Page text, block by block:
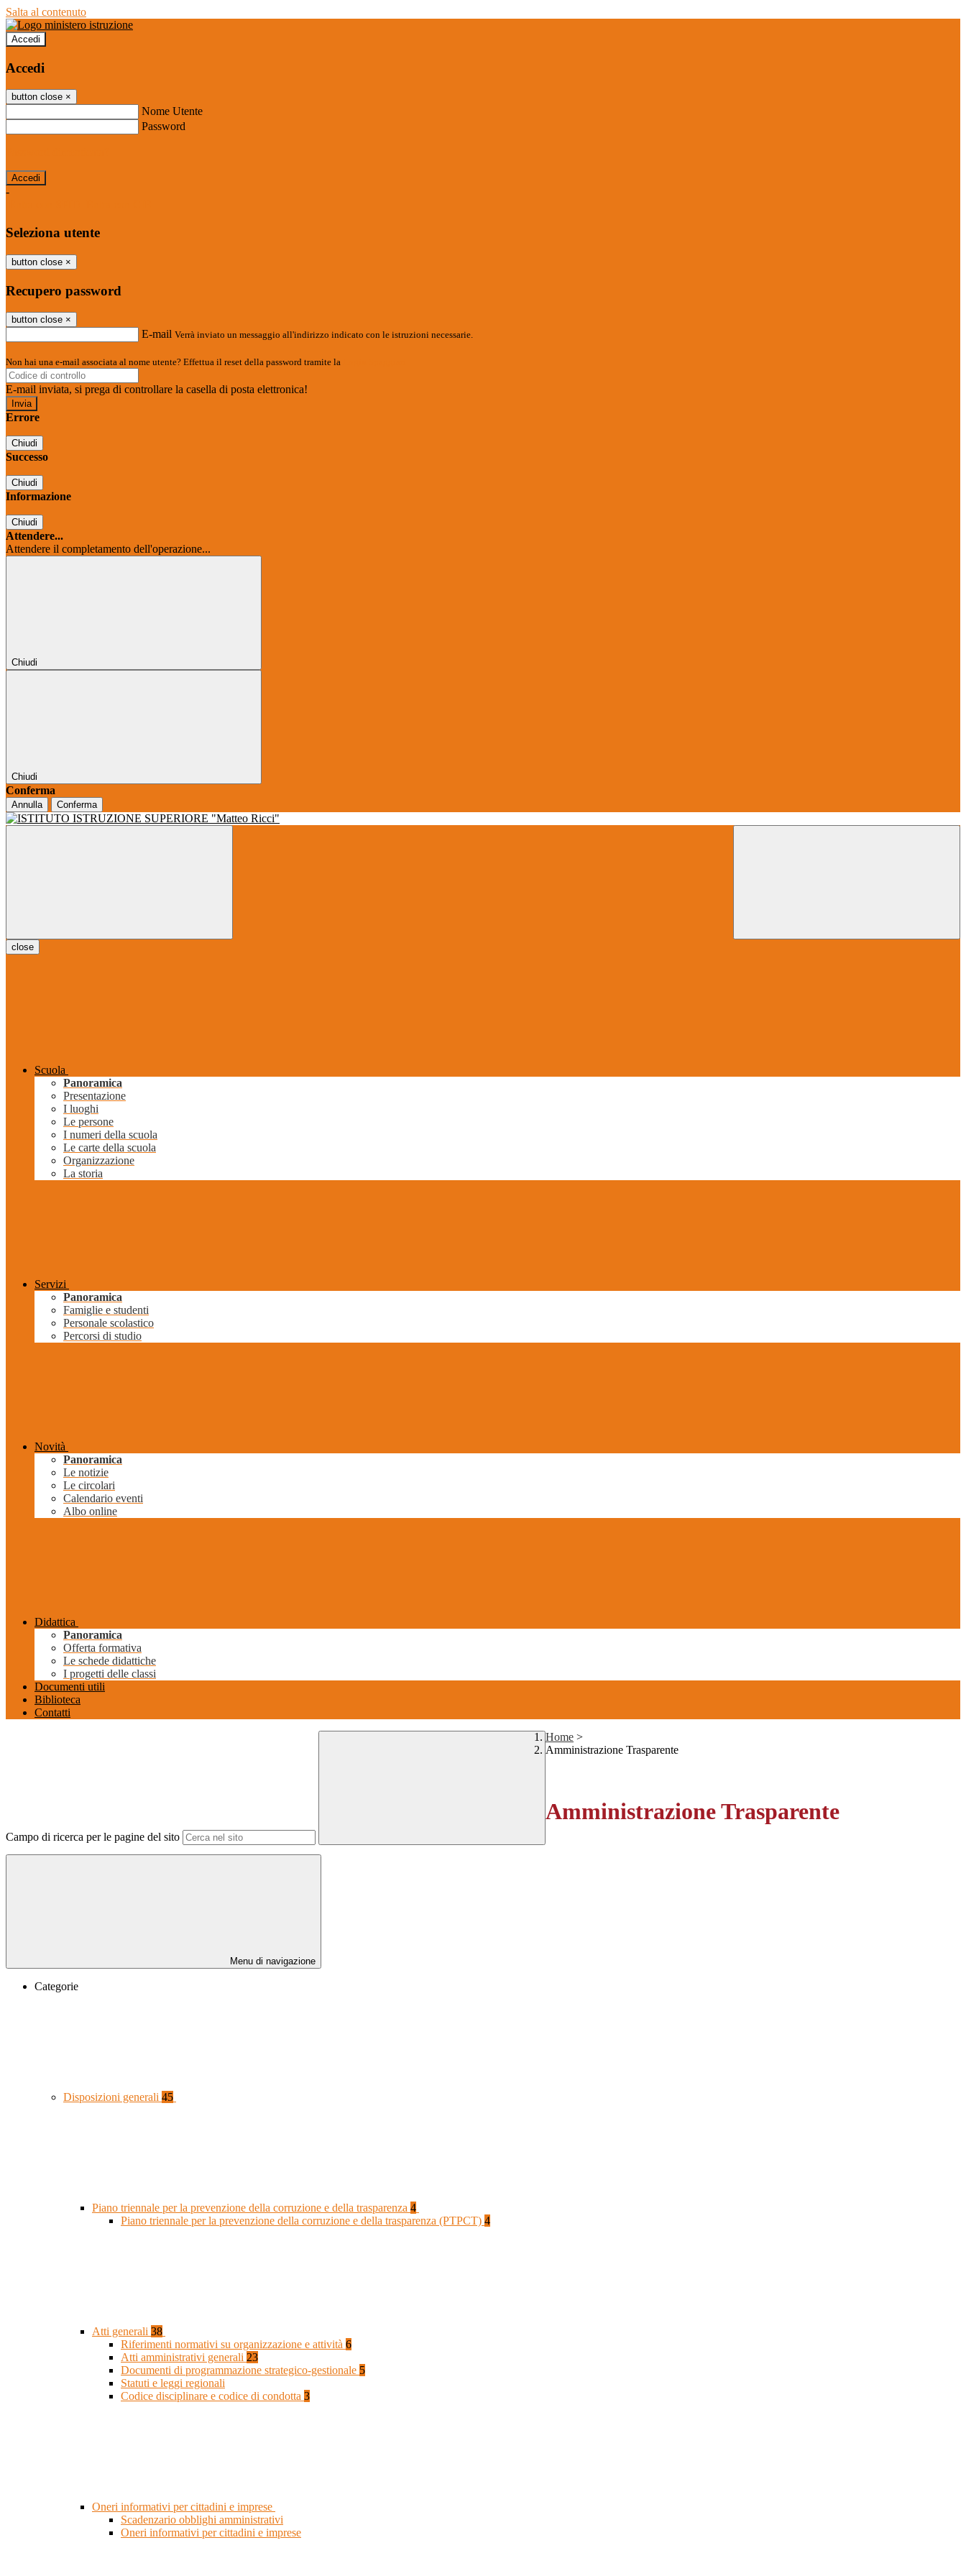
Salta al contenuto
Accedi
Accedi
button close ×
Nome Utente
Password
-
Seleziona utente
button close ×
Recupero password
button close ×
E-mail Verrà inviato un messaggio all'indirizzo indicato con le istruzioni necessarie.
Non hai una e-mail associata al nome utente? Effettua il reset della password tramite la
E-mail inviata, si prega di controllare la casella di posta elettronica!
Errore
Chiudi
Successo
Chiudi
Informazione
Chiudi
Attendere...
Attendere il completamento dell'operazione...
Chiudi
Chiudi
Conferma
Annulla Conferma
close
Scuola
Panoramica
Presentazione
I luoghi
Le persone
I numeri della scuola
Le carte della scuola
Organizzazione
La storia
Servizi
Panoramica
Famiglie e studenti
Personale scolastico
Percorsi di studio
Novità
Panoramica
Le notizie
Le circolari
Calendario eventi
Albo online
Didattica
Panoramica
Offerta formativa
Le schede didattiche
I progetti delle classi
Documenti utili
Biblioteca
Contatti
Campo di ricerca per le pagine del sito
Home >
Amministrazione Trasparente
Amministrazione Trasparente
Menu di navigazione
Categorie
Disposizioni generali 45
Piano triennale per la prevenzione della corruzione e della trasparenza 4
Piano triennale per la prevenzione della corruzione e della trasparenza (PTPCT) 4
Atti generali 38
Riferimenti normativi su organizzazione e attività 6
Atti amministrativi generali 23
Documenti di programmazione strategico-gestionale 5
Statuti e leggi regionali
Codice disciplinare e codice di condotta 3
Oneri informativi per cittadini e imprese
Scadenzario obblighi amministrativi
Oneri informativi per cittadini e imprese